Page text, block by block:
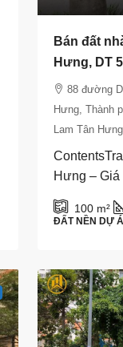
Bán đất
Hưng, DT
88 đường
Hưng, Thành
Lam Tân
Hưng – Giá
100 m²
ĐẤT NỀN DỰ